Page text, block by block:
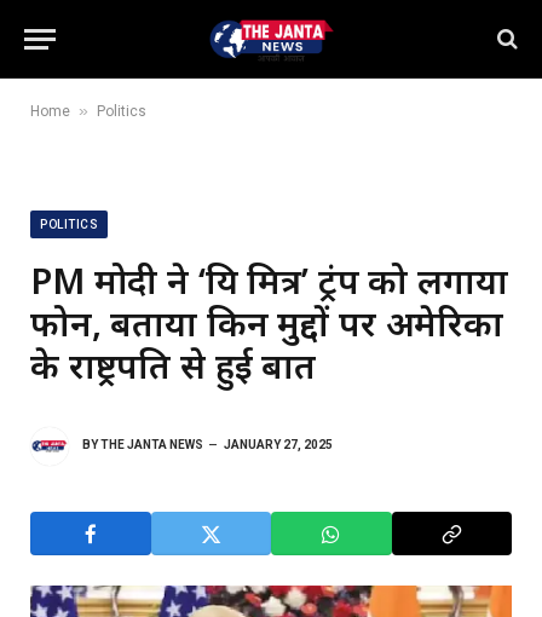
Home » Politics
POLITICS
PM मोदी ने ‘प्रिय मित्र’ ट्रंप को लगाया
फोन, बताया किन मुद्दों पर अमेरिका
के राष्ट्रपति से हुई बात
BYTHE JANTA NEWS JANUARY 27, 2025